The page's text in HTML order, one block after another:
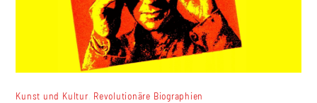
Kunst und Kultur Revolutionäre Biographien